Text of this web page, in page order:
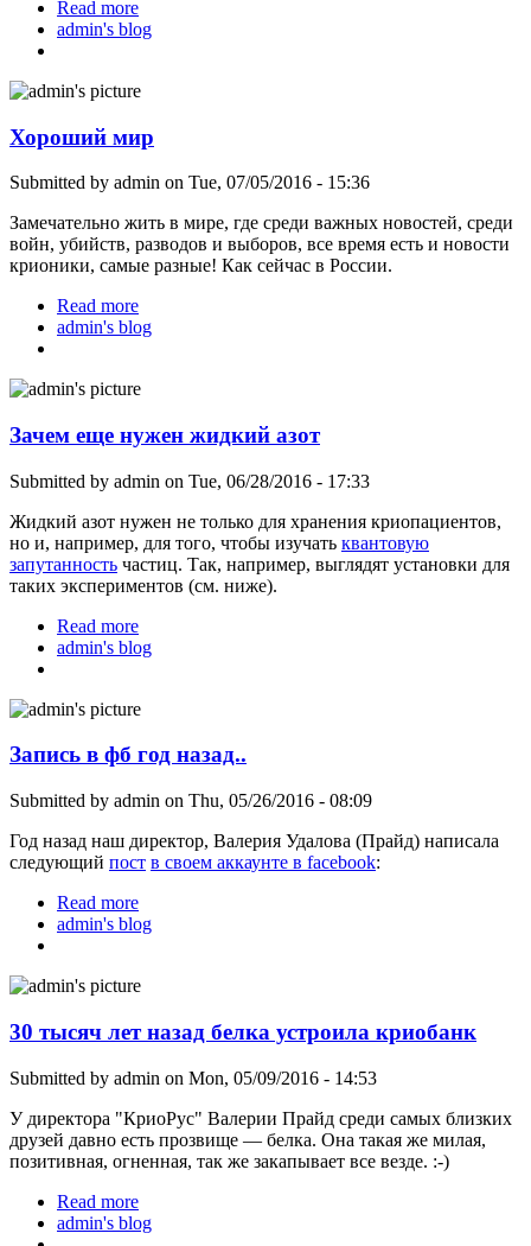
Read more
admin's blog
Хороший мир
Submitted by admin on Tue, 07/05/2016 - 15:36
Замечательно жить в мире, где среди важных новостей, среди
войн, убийств, разводов и выборов, все время есть и новости
крионики, самые разные! Как сейчас в России.
Read more
admin's blog
Зачем еще нужен жидкий азот
Submitted by admin on Tue, 06/28/2016 - 17:33
Жидкий азот нужен не только для хранения криопациентов,
но и, например, для того, чтобы изучать квантовую
запутанность частиц. Так, например, выглядят установки для
таких экспериментов (см. ниже).
Read more
admin's blog
Запись в фб год назад..
Submitted by admin on Thu, 05/26/2016 - 08:09
Год назад наш директор, Валерия Удалова (Прайд) написала
следующий пост в своем аккаунте в facebook:
Read more
admin's blog
30 тысяч лет назад белка устроила криобанк
Submitted by admin on Mon, 05/09/2016 - 14:53
У директора "КриоРус" Валерии Прайд среди самых близких
друзей давно есть прозвище — белка. Она такая же милая,
позитивная, огненная, так же закапывает все везде. :-)
Read more
криобанк
admin's blog